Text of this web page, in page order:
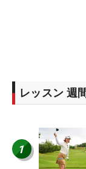
レッスン 週
1